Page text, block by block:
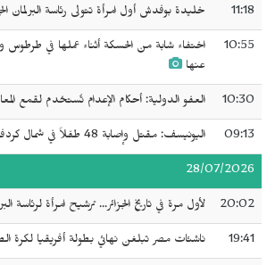
11:18 خليدة بوفدش أول امرأة تتولى رئاسة البرلمان
10:55
اختفاء شابة من الحسكة أثناء عملها في
عنها
10:30 العفو الدولية: أحكام الإعدام تُستخدم لقمع
09:13 اليونيسف: مقتل وإصابة 48 طفلاً في شمال كردفان منذ أواخر أيار
28/07/2026
20:02 لأول مرة في تاريخ الجزائر... ترشيح امرأة لرئاسة
19:41 ناشئات مصر تبلغن نهائي بطولة أفريقيا لكرة